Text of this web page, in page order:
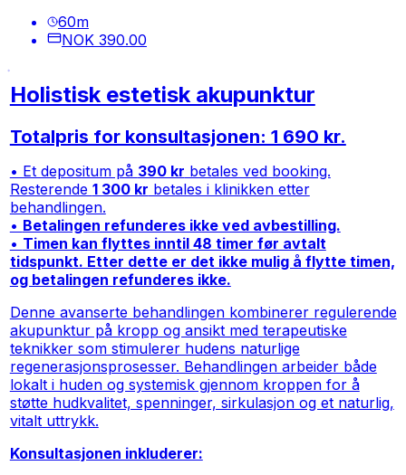
60m
NOK 390.00
Holistisk estetisk akupunktur
Totalpris for konsultasjonen: 1 690 kr.
• Et depositum på 390 kr betales ved booking.
Resterende 1 300 kr betales i klinikken etter
behandlingen.
• Betalingen refunderes ikke ved avbestilling.
• Timen kan flyttes inntil 48 timer før avtalt
tidspunkt. Etter dette er det ikke mulig å flytte timen,
og betalingen refunderes ikke.
Denne avanserte behandlingen kombinerer regulerende
akupunktur på kropp og ansikt med terapeutiske
teknikker som stimulerer hudens naturlige
regenerasjonsprosesser. Behandlingen arbeider både
lokalt i huden og systemisk gjennom kroppen for å
støtte hudkvalitet, spenninger, sirkulasjon og et naturlig,
vitalt uttrykk.
Konsultasjonen inkluderer: